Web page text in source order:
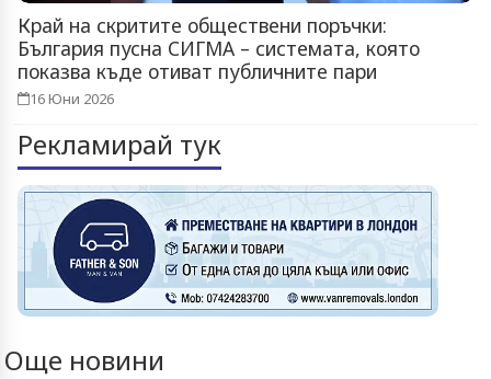
Край на скритите обществени поръчки:
България пусна СИГМА – системата, която
показва къде отиват публичните пари
16 Юни 2026
Рекламирай тук
Още новини